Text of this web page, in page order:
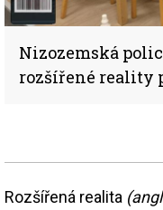
Nizozemská
rozšířené reality
Rozšířená realita